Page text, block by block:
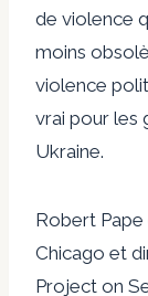
de violence
moins
violence
vrai pour les
Ukraine.
Robert
Chicago et
Project on